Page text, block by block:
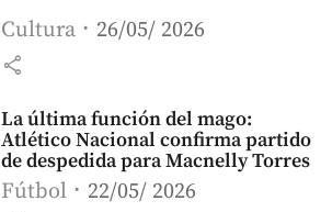
Cultura 26/05/ 2026
share
La última función del mago:
Atlético Nacional confirma partido
de despedida para Macnelly Torres
Fútbol 22/05/ 2026